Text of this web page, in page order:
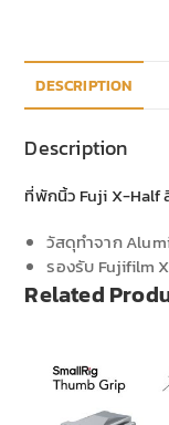
DESCRIPTION
Description
ที่พักนิ้ว Fuji X-Half
วัสดุทำจาก
รองรับ Fujifilm
Related